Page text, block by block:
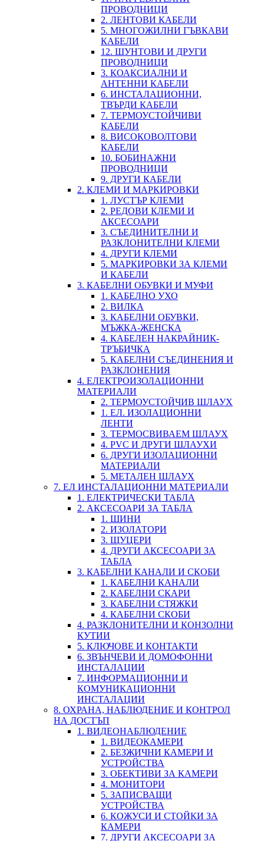
ПРОВОДНИЦИ
2. ЛЕНТОВИ КАБЕЛИ
5. МНОГОЖИЛНИ ГЪВКАВИ
КАБЕЛИ
12. ШУНТОВИ И ДРУГИ
ПРОВОДНИЦИ
3. КОАКСИАЛНИ И
АНТЕННИ КАБЕЛИ
6. ИНСТАЛАЦИОННИ,
ТВЪРДИ КАБЕЛИ
7. ТЕРМОУСТОЙЧИВИ
КАБЕЛИ
8. ВИСОКОВОЛТОВИ
КАБЕЛИ
10. БОБИНАЖНИ
ПРОВОДНИЦИ
9. ДРУГИ КАБЕЛИ
2. КЛЕМИ И МАРКИРОВКИ
1. ЛУСТЪР КЛЕМИ
2. РЕДОВИ КЛЕМИ И
АКСЕСОАРИ
3. СЪЕДИНИТЕЛНИ И
РАЗКЛОНИТЕЛНИ КЛЕМИ
4. ДРУГИ КЛЕМИ
5. МАРКИРОВКИ ЗА КЛЕМИ
И КАБЕЛИ
3. КАБЕЛНИ ОБУВКИ И МУФИ
1. КАБЕЛНО УХО
2. ВИЛКА
3. КАБЕЛНИ ОБУВКИ,
МЪЖКА-ЖЕНСКА
4. КАБЕЛЕН НАКРАЙНИК-
ТРЪБИЧКА
5. КАБЕЛНИ СЪЕДИНЕНИЯ И
РАЗКЛОНЕНИЯ
4. ЕЛЕКТРОИЗОЛАЦИОННИ
МАТЕРИАЛИ
2. ТЕРМОУСТОЙЧИВ ШЛАУХ
1. ЕЛ. ИЗОЛАЦИОННИ
ЛЕНТИ
3. ТЕРМОСВИВАЕМ ШЛАУХ
4. PVC И ДРУГИ ШЛАУХИ
6. ДРУГИ ИЗОЛАЦИОННИ
МАТЕРИАЛИ
5. МЕТАЛЕН ШЛАУХ
7. ЕЛ ИНСТАЛАЦИОННИ МАТЕРИАЛИ
1. ЕЛЕКТРИЧЕСКИ ТАБЛА
2. АКСЕСОАРИ ЗА ТАБЛА
1. ШИНИ
2. ИЗОЛАТОРИ
3. ЩУЦЕРИ
4. ДРУГИ АКСЕСОАРИ ЗА
ТАБЛА
3. КАБЕЛНИ КАНАЛИ И СКОБИ
1. КАБЕЛНИ КАНАЛИ
2. КАБЕЛНИ СКАРИ
3. КАБЕЛНИ СТЯЖКИ
4. КАБЕЛНИ СКОБИ
4. РАЗКЛОНИТЕЛНИ И КОНЗОЛНИ
КУТИИ
5. КЛЮЧОВЕ И КОНТАКТИ
6. ЗВЪНЧЕВИ И ДОМОФОННИ
ИНСТАЛАЦИИ
7. ИНФОРМАЦИОННИ И
КОМУНИКАЦИОННИ
ИНСТАЛАЦИИ
8. ОХРАНА, НАБЛЮДЕНИЕ И КОНТРОЛ
НА ДОСТЪП
1. ВИДЕОНАБЛЮДЕНИЕ
1. ВИДЕОКАМЕРИ
2. БЕЗЖИЧНИ КАМЕРИ И
УСТРОЙСТВА
3. ОБЕКТИВИ ЗА КАМЕРИ
4. МОНИТОРИ
5. ЗАПИСВАЩИ
УСТРОЙСТВА
6. КОЖУСИ И СТОЙКИ ЗА
КАМЕРИ
7. ДРУГИ АКСЕСОАРИ ЗА